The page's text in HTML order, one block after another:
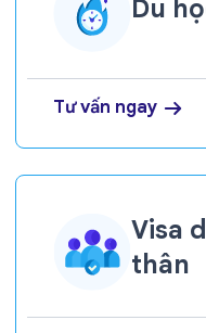
Du
Tư vấn ngay
Visa
thân